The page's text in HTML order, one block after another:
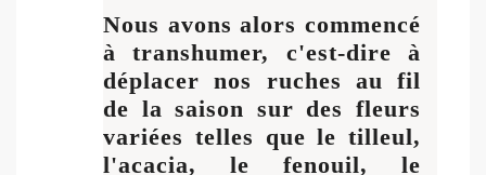
Nous avons alors commencé
à transhumer, c'est-dire à
déplacer nos ruches au fil
de la saison sur des fleurs
variées telles que le tilleul,
l'acacia, le fenouil, le